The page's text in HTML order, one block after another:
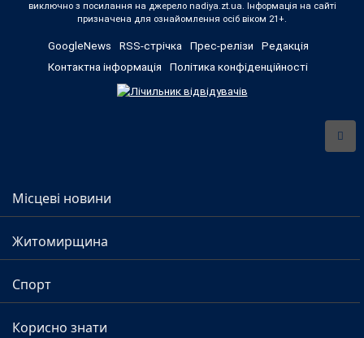
виключно з посилання на джерело nadiya.zt.ua. Інформація на сайті
призначена для ознайомлення осіб віком 21+.
GoogleNews RSS-стрічка Прес-релізи
Редакція
Контактна інформація
Політика конфіденційності
Місцеві новини
Житомирщина
Спорт
Корисно знати